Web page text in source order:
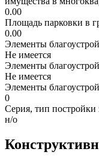
0.00
Площадь парковки в
0.00
Элементы
Не имеется
Элементы
Не имеется
Элементы
0
Серия, тип постройки
н/о